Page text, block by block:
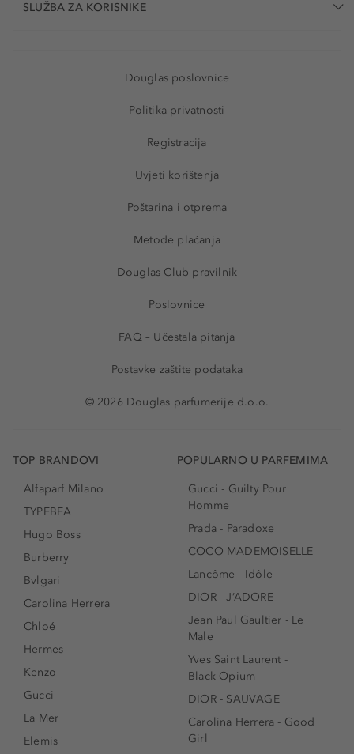
SLUŽBA ZA KORISNIKE
Douglas poslovnice
Politika privatnosti
Registracija
Uvjeti korištenja
Poštarina i otprema
Metode plaćanja
Douglas Club pravilnik
Poslovnice
FAQ – Učestala pitanja
Postavke zaštite podataka
© 2026 Douglas parfumerije d.o.o.
TOP BRANDOVI
Alfaparf Milano
TYPEBEA
Hugo Boss
Burberry
Bvlgari
Carolina Herrera
Chloé
Hermes
Kenzo
Gucci
La Mer
Elemis
POPULARNO U PARFEMIMA
Gucci - Guilty Pour
Homme
Prada - Paradoxe
COCO MADEMOISELLE
Lancôme - Idôle
DIOR - J’ADORE
Jean Paul Gaultier - Le
Male
Yves Saint Laurent -
Black Opium
DIOR - SAUVAGE
Carolina Herrera - Good
Girl